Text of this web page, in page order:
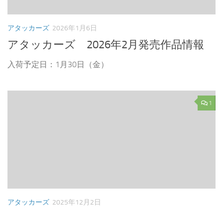
アタッカーズ 2026年1月6日
アタッカーズ 2026年2月発売作品情報
入荷予定日：1月30日（金）
1
アタッカーズ 2025年12月2日